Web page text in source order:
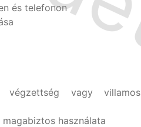
és telefonon
végzettség vagy villamos
használata